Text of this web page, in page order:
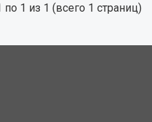
по 1 из 1 (всего 1 страниц)